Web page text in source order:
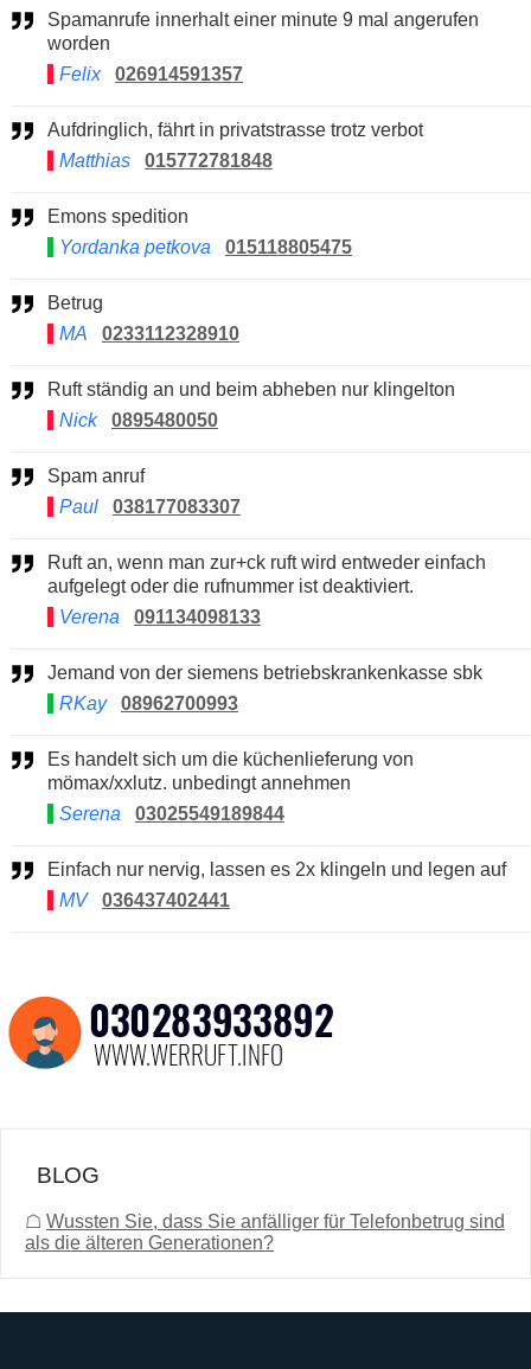
Spamanrufe innerhalt einer minute 9 mal angerufen
worden
Felix
026914591357
Aufdringlich, fährt in privatstrasse trotz verbot
Matthias
015772781848
Emons spedition
Yordanka petkova
015118805475
Betrug
MA
0233112328910
Ruft ständig an und beim abheben nur klingelton
Nick
0895480050
Spam anruf
Paul
038177083307
Ruft an, wenn man zur+ck ruft wird entweder einfach
aufgelegt oder die rufnummer ist deaktiviert.
Verena
091134098133
Jemand von der siemens betriebskrankenkasse sbk
RKay
08962700993
Es handelt sich um die küchenlieferung von
mömax/xxlutz. unbedingt annehmen
Serena
03025549189844
Einfach nur nervig, lassen es 2x klingeln und legen auf
MV
036437402441
BLOG
☖ Wussten Sie, dass Sie anfälliger für Telefonbetrug sind
als die älteren Generationen?